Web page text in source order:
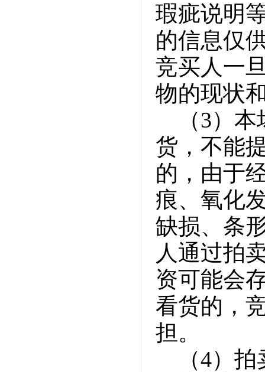
瑕疵说明
的信息仅
竞买人一
物的现状
（3）
货，不能
的，由于
痕、氧化
缺损、条
人通过拍
资可能会
看货的，
担。
（4）